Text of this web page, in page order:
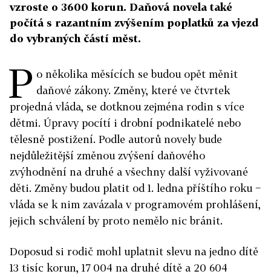
vzroste o 3600 korun. Daňová novela také
počítá s razantním zvýšením poplatků za vjezd
do vybraných částí měst.
P o několika měsících se budou opět měnit
daňové zákony. Změny, které ve čtvrtek
projedná vláda, se dotknou zejména rodin s více
dětmi. Úpravy pocítí i drobní podnikatelé nebo
tělesně postižení. Podle autorů novely bude
nejdůležitější změnou zvýšení daňového
zvýhodnění na druhé a všechny další vyživované
děti. Změny budou platit od 1. ledna příštího roku −
vláda se k nim zavázala v programovém prohlášení,
jejich schválení by proto nemělo nic bránit.
Doposud si rodič mohl uplatnit slevu na jedno dítě
13 tisíc korun, 17 004 na druhé dítě a 20 604